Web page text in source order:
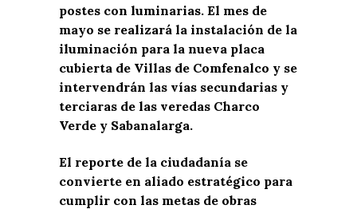
postes con luminarias. El mes de
mayo se realizará la instalación de la
iluminación para la nueva placa
cubierta de Villas de Comfenalco y se
intervendrán las vías secundarias y
terciaras de las veredas Charco
Verde y Sabanalarga.
El reporte de la ciudadanía se
convierte en aliado estratégico para
cumplir con las metas de obras